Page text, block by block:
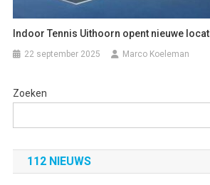
Indoor Tennis Uithoorn opent nieuwe
22 september 2025 Marco Koeleman
Zoeken
112 NIEUWS